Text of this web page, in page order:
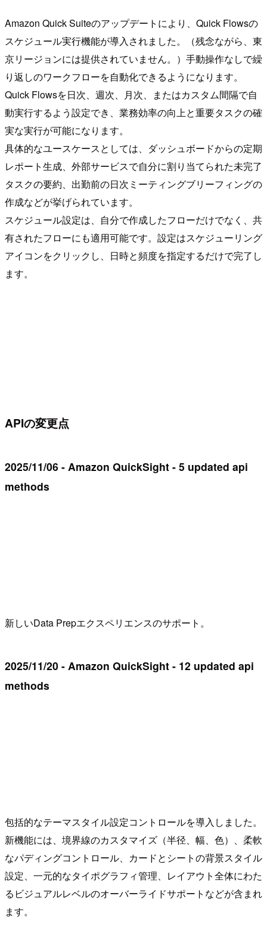
Amazon Quick Suiteのアップデートにより、Quick Flowsの
スケジュール実行機能が導入されました。（残念ながら、東
京リージョンには提供されていません。）手動操作なしで繰
り返しのワークフローを自動化できるようになります。
Quick Flowsを日次、週次、月次、またはカスタム間隔で自
動実行するよう設定でき、業務効率の向上と重要タスクの確
実な実行が可能になります。
具体的なユースケースとしては、ダッシュボードからの定期
レポート生成、外部サービスで自分に割り当てられた未完了
タスクの要約、出勤前の日次ミーティングブリーフィングの
作成などが挙げられています。
スケジュール設定は、自分で作成したフローだけでなく、共
有されたフローにも適用可能です。設定はスケジューリング
アイコンをクリックし、日時と頻度を指定するだけで完了し
ます。
APIの変更点
2025/11/06 - Amazon QuickSight - 5 updated api
methods
新しいData Prepエクスペリエンスのサポート。
2025/11/20 - Amazon QuickSight - 12 updated api
methods
包括的なテーマスタイル設定コントロールを導入しました。
新機能には、境界線のカスタマイズ（半径、幅、色）、柔軟
なパディングコントロール、カードとシートの背景スタイル
設定、一元的なタイポグラフィ管理、レイアウト全体にわた
るビジュアルレベルのオーバーライドサポートなどが含まれ
ます。